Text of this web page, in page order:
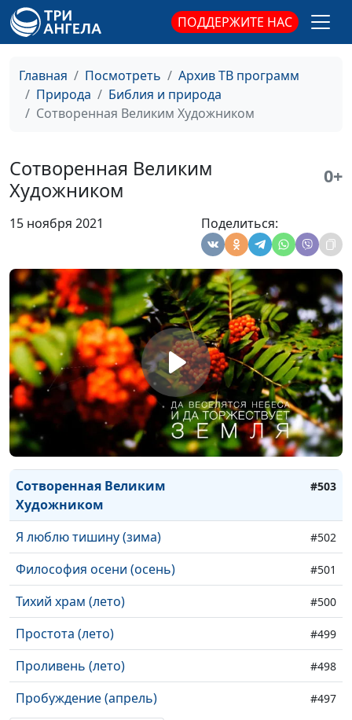
ПОДДЕРЖИТЕ НАС
Главная Посмотреть
Архив ТВ программ
Природа
Библия и природа
Сотворенная Великим Художником
Сотворенная Великим
Художником
0+
15 ноября 2021 Поделиться:
Пробуждение природы #517
Юный апрель #516
Последний снег в лесу (весна) Апрель
Таяние снега
Все прекрасно в свое время #512
#510
Картинки России: старинное
Евангелие
#509
Картинки России: чистые дали #508
Спокойствие в Боге #507
Великое в тишине совершается Апрель #506
В зимнем лесу #505
Свет в вечернее время #504
Сотворенная Великим
Художником
#503
Я люблю тишину (зима) #502
Философия осени (осень) #501
Тихий храм (лето) #500
Простота (лето) #499
Проливень (лето) #498
Пробуждение (апрель) #497